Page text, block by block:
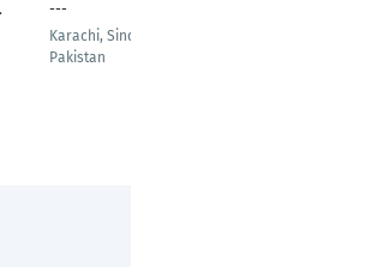
---
Karachi, Sindh,
Pakistan